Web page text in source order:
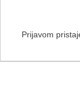
Prijavom